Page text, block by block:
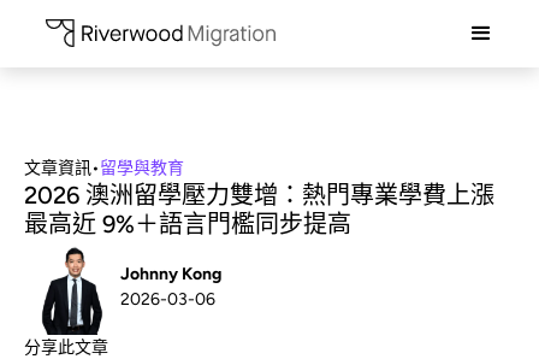
文章資訊•留學與教育
2026 澳洲留學壓力雙增：熱門專業學費上漲
最高近 9%＋語言門檻同步提高
Johnny Kong
2026-03-06
分享此文章